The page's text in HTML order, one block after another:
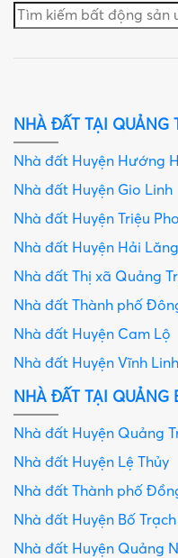
NHÀ ĐẤT TẠI QUẢNG
Nhà đất Huyện Hướng
Nhà đất Huyện Gio Linh
Nhà đất Huyện Triệu
Nhà đất Huyện Hải Lăng
Nhà đất Thị xã Quảng
Nhà đất Thành phố
Nhà đất Huyện Cam Lộ
Nhà đất Huyện Vĩnh Linh
NHÀ ĐẤT TẠI QUẢNG
Nhà đất Huyện Quảng
Nhà đất Huyện Lệ Thủy
Nhà đất Thành phố
Nhà đất Huyện Bố Trạch
Nhà đất Huyện Quảng